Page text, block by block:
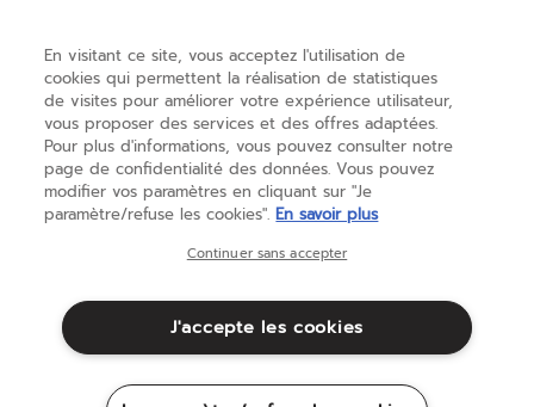
AIDE
A PROPOS
(français)
Mentions Légales
Cookies
En visitant ce site, vous acceptez l'utilisation de
cookies qui permettent la réalisation de statistiques
de visites pour améliorer votre expérience utilisateur,
vous proposer des services et des offres adaptées.
Pour plus d'informations, vous pouvez consulter notre
page de confidentialité des données. Vous pouvez
modifier vos paramètres en cliquant sur "Je
paramètre/refuse les cookies". En savoir plus
Continuer sans accepter
J'accepte les cookies